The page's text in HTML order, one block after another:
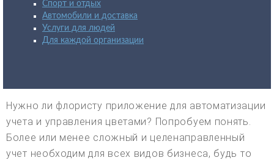
Спорт и отдых
Автомобили и доставка
Услуги для людей
Для каждой организации
Нужно ли флористу приложение для автоматизации
учета и управления цветами? Попробуем понять.
Более или менее сложный и целенаправленный
учет необходим для всех видов бизнеса, будь то